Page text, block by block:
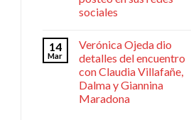
sociales
14
Mar
Verónica Ojeda dio
detalles del encuentro
con Claudia Villafañe,
Dalma y Giannina
Maradona